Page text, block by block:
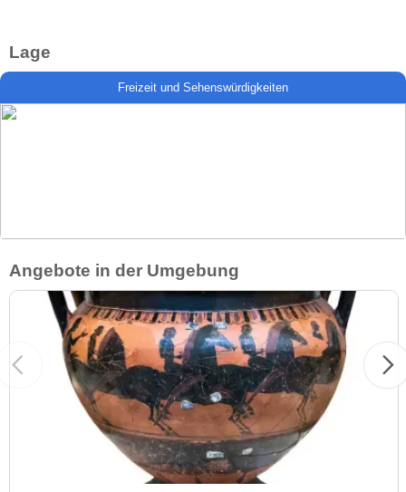
Lage
Freizeit und Sehenswürdigkeiten
Angebote in der Umgebung